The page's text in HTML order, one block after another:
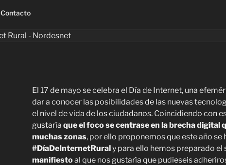
Contacto
El 17 de mayo se celebra el Día de Internet, una
dar a conocer las posibilidades de las nuevas
el nivel de vida de los ciudadanos. Coincidiendo con
gustaría que el foco se centrase en la brecha digital
muchas zonas, por ello proponemos que este año se
#DíaDeInternetRuraly para ello hemos preparado el
manifiestoal que nos gustaría que pudieseis